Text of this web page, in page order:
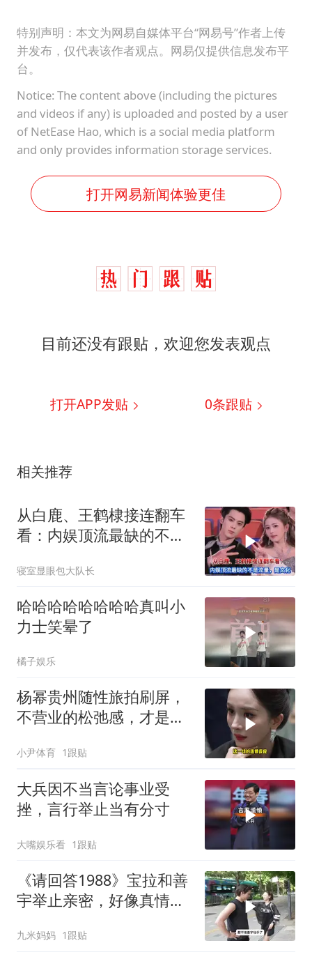
特别声明：本文为网易自媒体平台“网易号”作者上传
并发布，仅代表该作者观点。网易仅提供信息发布平
台。
Notice: The content above (including the pictures
and videos if any) is uploaded and posted by a user
of NetEase Hao, which is a social media platform
and only provides information storage services.
打开网易新闻体验更佳
目前还没有跟贴，欢迎您发表观点
打开APP发贴 0条跟贴
相关推荐
从白鹿、王鹤棣接连翻车
看：内娱顶流最缺的不是
寝室显眼包大队长
哈哈哈哈哈哈哈哈真叫小
力士笑晕了
橘子娱乐
杨幂贵州随性旅拍刷屏，
不营业的松弛感，才是顶
小尹体育 1跟贴
大兵因不当言论事业受
挫，言行举止当有分寸
大嘴娱乐看 1跟贴
《请回答1988》宝拉和善
宇举止亲密，好像真情
九米妈妈 1跟贴